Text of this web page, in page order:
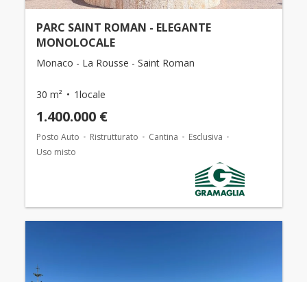
PARC SAINT ROMAN - ELEGANTE
MONOLOCALE
Monaco - La Rousse - Saint Roman
30 m² 1locale
1.400.000 €
Posto Auto Ristrutturato Cantina
Esclusiva
Uso misto